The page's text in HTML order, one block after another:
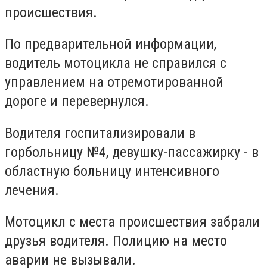
происшествия.
По предварительной информации,
водитель мотоцикла не справился с
управлением на отремотированной
дороге и перевернулся.
Водителя госпитализировали в
горбольницу №4, девушку-пассажирку - в
областную больницу интенсивного
лечения.
Мотоцикл с места происшествия забрали
друзья водителя. Полицию на место
аварии не вызывали.